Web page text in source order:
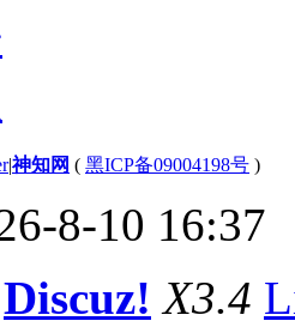
|神知网 ( 黑ICP备09004198号 )
8-10 16:37
Discuz! X3.4